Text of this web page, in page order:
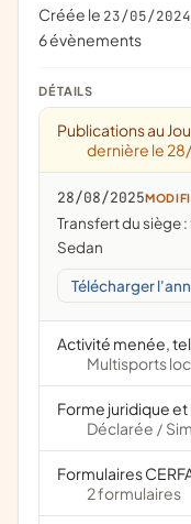
Créée le 23/05/2024
6 évènements
DÉTAILS
Publications au
dernière le
28/08/2025
Transfert du siège : 9 rue de la Tour D Auvergne, 08200
Sedan
Télécharger
Activité menée,
Multisports
Forme juridique
Déclarée /
Formulaires
2 formulaires